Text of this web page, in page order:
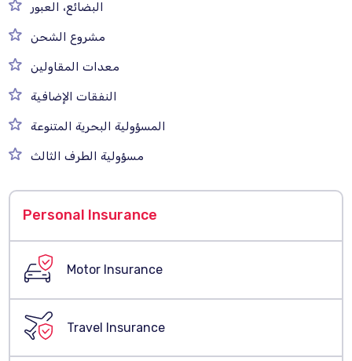
البضائع، العبور
مشروع الشحن
معدات المقاولين
النفقات الإضافية
المسؤولية البحرية المتنوعة
مسؤولية الطرف الثالث
Personal Insurance
Motor Insurance
Travel Insurance